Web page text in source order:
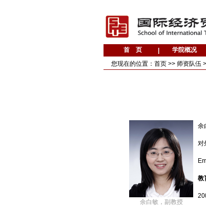
您现在的位置： 首页 >> 师资队伍
余白敏，副教授
余
对
教